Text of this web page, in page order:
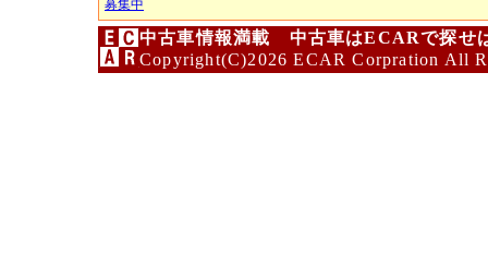
募集中
中古車情報満載 中古車はECARで探せ
Copyright(C)2026 ECAR Corpration All